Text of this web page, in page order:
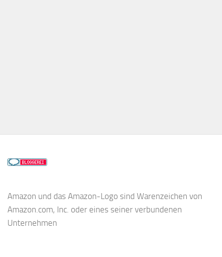
Amazon und das Amazon-Logo sind Warenzeichen von
Amazon.com, Inc. oder eines seiner verbundenen
Unternehmen